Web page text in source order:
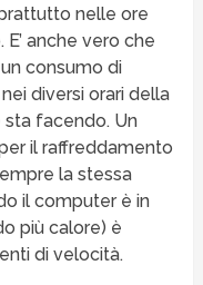
nelle ore
anche vero che
consumo di
diversi orari della
sta facendo. Un
il raffreddamento
la stessa
il computer è in
più calore) è
di velocità.